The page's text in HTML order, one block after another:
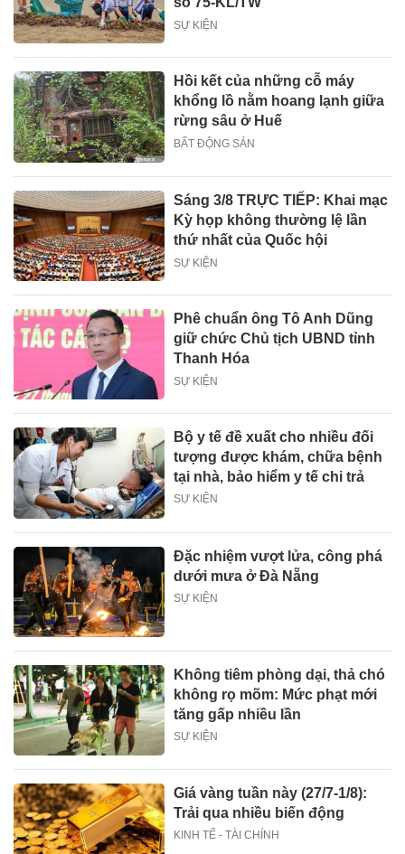
SỰ KIỆN
Hồi kết của những cỗ máy
khổng lồ nằm hoang lạnh giữa
rừng sâu ở Huế
BẤT ĐỘNG SẢN
Sáng 3/8 TRỰC TIẾP: Khai mạc
Kỳ họp không thường lệ lần
thứ nhất của Quốc hội
SỰ KIỆN
Phê chuẩn ông Tô Anh Dũng
giữ chức Chủ tịch UBND tỉnh
Thanh Hóa
SỰ KIỆN
Bộ y tế đề xuất cho nhiều đối
tượng được khám, chữa bệnh
tại nhà, bảo hiểm y tế chi trả
SỰ KIỆN
Đặc nhiệm vượt lửa, công phá
dưới mưa ở Đà Nẵng
SỰ KIỆN
Không tiêm phòng dại, thả chó
không rọ mõm: Mức phạt mới
tăng gấp nhiều lần
SỰ KIỆN
Giá vàng tuần này (27/7-1/8):
Trải qua nhiều biến động
KINH TẾ - TÀI CHÍNH